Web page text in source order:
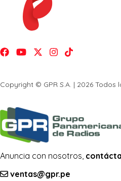
Copyright © GPR S.A. | 2026 Todos
Anuncia con nosotros,
ventas@gpr.pe